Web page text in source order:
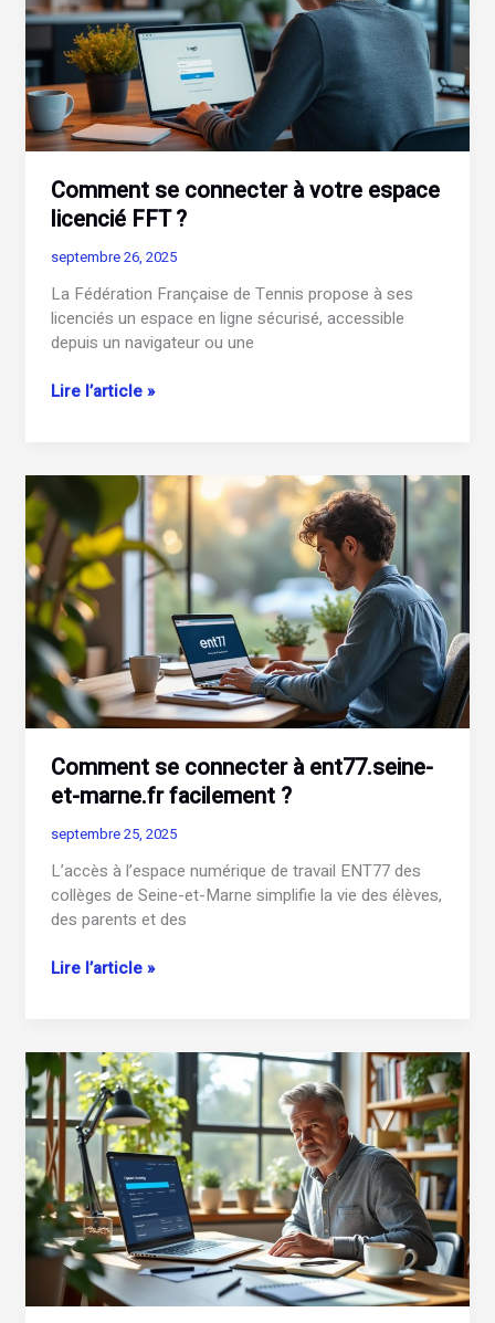
?
Comment se connecter à votre espace
licencié FFT ?
septembre 26, 2025
La Fédération Française de Tennis propose à ses
licenciés un espace en ligne sécurisé, accessible
depuis un navigateur ou une
Comment
votre
espace
licencié
FFT
?
Lire l’article »
Comment se connecter à ent77.seine-
et-marne.fr facilement ?
septembre 25, 2025
L’accès à l’espace numérique de travail ENT77 des
collèges de Seine-et-Marne simplifie la vie des élèves,
des parents et des
Comment
ent77.seine-
et-
marne.fr
facilement
?
Lire l’article »